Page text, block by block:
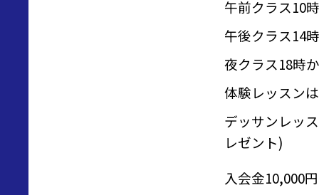
午前クラス10
午後クラス14
夜クラス18時
体験レッスン
デッサンレッ
レゼント)
入会金10,000